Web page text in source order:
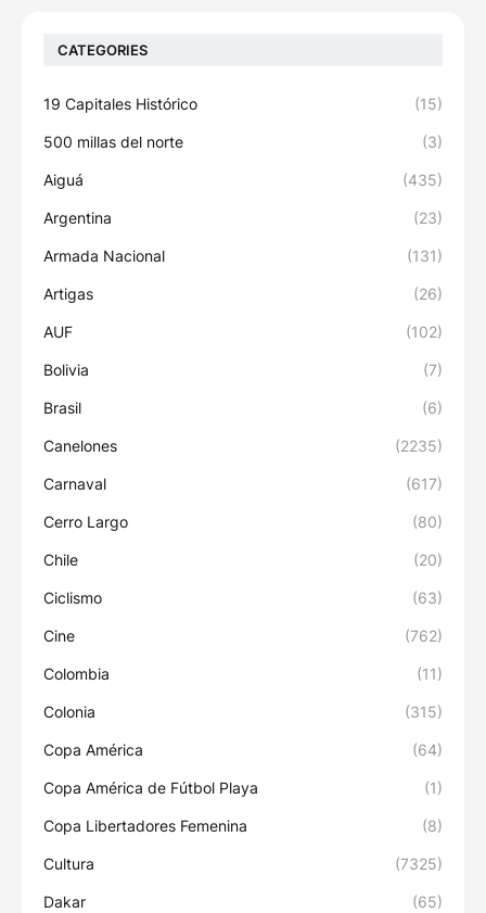
CATEGORIES
19 Capitales Histórico (15)
500 millas del norte (3)
Aiguá (435)
Argentina (23)
Armada Nacional (131)
Artigas (26)
AUF (102)
Bolivia (7)
Brasil (6)
Canelones (2235)
Carnaval (617)
Cerro Largo (80)
Chile (20)
Ciclismo (63)
Cine (762)
Colombia (11)
Colonia (315)
Copa América (64)
Copa América de Fútbol Playa (1)
Copa Libertadores Femenina (8)
Cultura (7325)
Dakar (65)